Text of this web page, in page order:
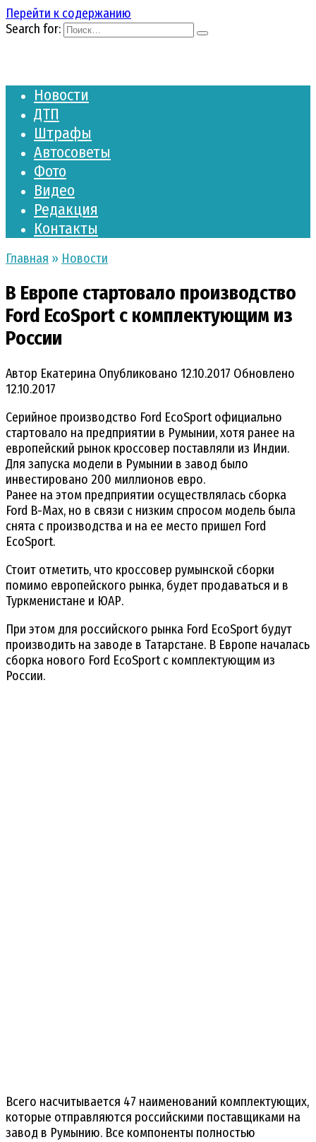
Перейти к содержанию
Search for:
Новости
ДТП
Штрафы
Автосоветы
Фото
Видео
Редакция
Контакты
Главная » Новости
В Европе стартовало производство
Ford EcoSport с комплектующим из
России
Автор Екатерина Опубликовано 12.10.2017 Обновлено
12.10.2017
Серийное производство Ford EcoSport официально
стартовало на предприятии в Румынии, хотя ранее на
европейский рынок кроссовер поставляли из Индии.
Для запуска модели в Румынии в завод было
инвестировано 200 миллионов евро.
Ранее на этом предприятии осуществлялась сборка
Ford B-Max, но в связи с низким спросом модель была
снята с производства и на ее место пришел Ford
EcoSport.
Стоит отметить, что кроссовер румынской сборки
помимо европейского рынка, будет продаваться и в
Туркменистане и ЮАР.
При этом для российского рынка Ford EcoSport будут
производить на заводе в Татарстане. В Европе началась
сборка нового Ford EcoSport с комплектующим из
России.
Всего насчитывается 47 наименований комплектующих,
которые отправляются российскими поставщиками на
завод в Румынию. Все компоненты полностью